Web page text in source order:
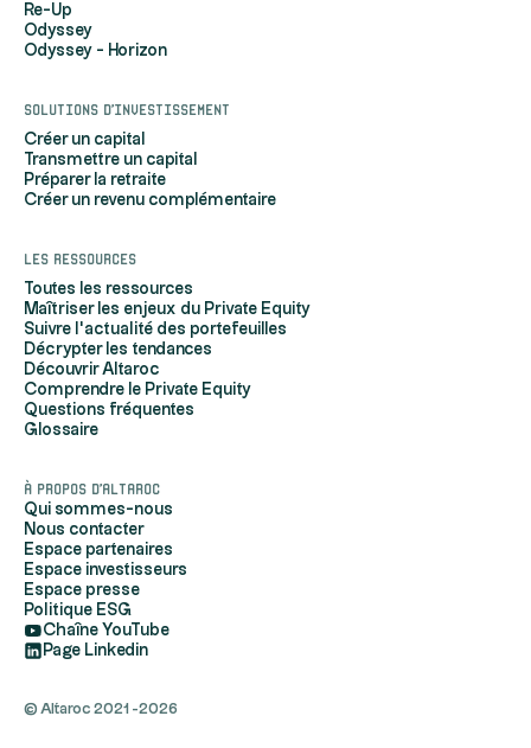
Re-Up
Odyssey
Odyssey - Horizon
Solutions d'investissement
Créer un capital
Transmettre un capital
Préparer la retraite
Créer un revenu complémentaire
Les ressources
Toutes les ressources
Maîtriser les enjeux du Private Equity
Suivre l'actualité des portefeuilles
Décrypter les tendances
Découvrir Altaroc
Comprendre le Private Equity
Questions fréquentes
Glossaire
À propos d'Altaroc
Qui sommes-nous
Nous contacter
Espace partenaires
Espace investisseurs
Espace presse
Politique ESG
Chaîne YouTube
Page Linkedin
© Altaroc 2021 -2026